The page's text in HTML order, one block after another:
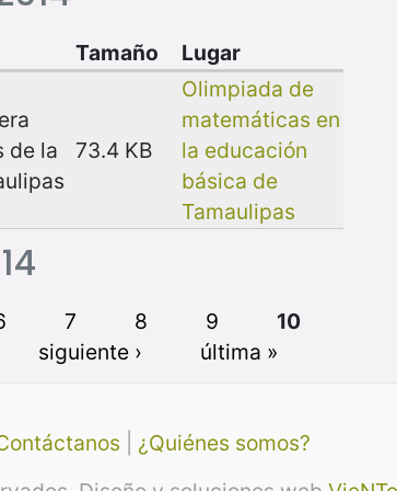
Tamaño Lugar
de la
73.4 KB
Olimpiada de
matemáticas en
la educación
básica de
Tamaulipas
7 8 9
10
siguiente › última »
¿Quiénes somos?